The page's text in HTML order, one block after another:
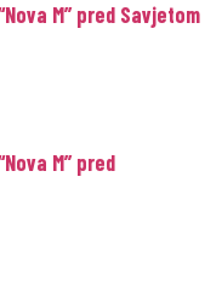
M” pred Savjetom
M” pred